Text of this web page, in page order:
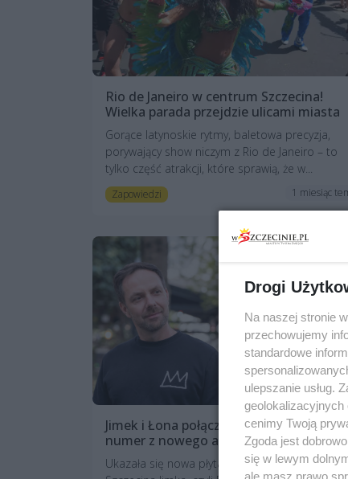
Rio de Janeiro w centrum Szczecina!
Wielka parada przejdzie ulicami miasta
Gorące latynoskie rytmy, baletowa precyzja,
porywający show niczym z Rio de Janeiro – to
tylko część atrakcji, które sprawią, że w...
Zapowiedzi 1 miesiąc
Jimek i Łona połączyli siły. Oto
numer z nowego albumu
Ukazała się nowa płyta pochodzącego ze
Drogi
Na naszej stronie
przechowujemy
standardowe
ulepszanie usług.
cenimy Twoją
Zgoda jest
się w lewym